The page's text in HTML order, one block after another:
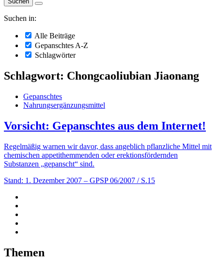
Suchen in:
Alle Beiträge
Gepanschtes A-Z
Schlagwörter
Schlagwort: Chongcaoliubian Jiaonang
Gepanschtes
Nahrungsergänzungsmittel
Vorsicht: Gepanschtes aus dem Internet!
Regelmäßig warnen wir davor, dass angeblich pflanzliche Mittel mit
chemischen appetithemmenden oder erektionsfördernden
Substanzen „gepanscht“ sind.
Stand: 1. Dezember 2007 – GPSP 06/2007 / S.15
Themen